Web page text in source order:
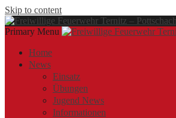
Skip to content
Primary Menu
Freiwillige Feuerwehr Ternitz – Pottschach
Home
News
Einsatz
Übungen
Jugend News
Informationen